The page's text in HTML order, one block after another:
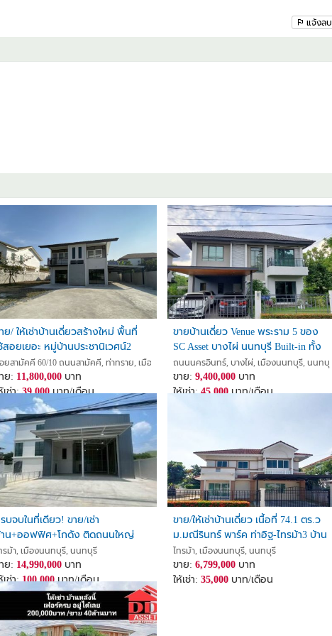
แจ้งลบ
ย/ ให้เช่าบ้านเดี่ยวสร้างใหม่ พื้นที่
สอยเยอะ หมู่บ้านประชานิเวศน์2
มาะทำ Home Office
ยสามัคคี 60/10 ถนนสามัคคี, ท่าทราย, เมืองนนทบุรี, นนทบุรี
ย: 11,800,000 บาท
เช่า:39,000บาท/เดือน
ขายบ้านเดี่ยว Venue พระราม 5 ของ
SC Asset บางไผ่ นนทบุรี Built-in ทั้ง
หลัง ใกล้ MRT แยกติวานนท์และ
ทางด่วน บ้านหัวหลังมุม
ถนนนครอินทร์, บางไผ่, เมืองนนทบุรี, นนทบุรี
ขาย:9,400,000 บาท
ให้เช่า:45,000บาท/เดือน
บจบในที่เดียว! ขาย/เช่า
น+ออฟฟิศ+โกดัง ติดถนนใหญ่
นาธิเบศร์ ใกล้ MRT ไทรม้า จอดรถ
9 คัน พื้นที่ใช้สอย 600 ตร.ม.
รม้า, เมืองนนทบุรี, นนทบุรี
ย: 14,990,000 บาท
เช่า:100,000บาท/เดือน
ขาย/ให้เช่าบ้านเดี่ยว เนื้อที่ 74.1 ตร.ว
ม.มณีรินทร์ พาร์ค ท่าอิฐ-ไทรม้า3 บ้าน
หลังมุม ทำเลดี ถูกสุด
ไทรม้า, เมืองนนทบุรี, นนทบุรี
ขาย:6,799,000 บาท
ให้เช่า:35,000 บาท/เดือน